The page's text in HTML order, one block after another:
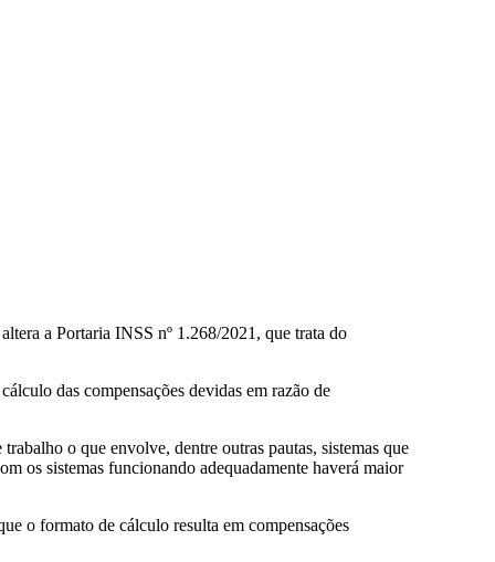
a Portaria INSS nº 1.268/2021, que trata do
das compensações devidas em razão de
o que envolve, dentre outras pautas, sistemas que
os sistemas funcionando adequadamente haverá maior
o formato de cálculo resulta em compensações